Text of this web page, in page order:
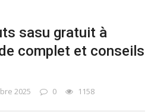
sasu gratuit à
complet et conseils
2025 0 1158